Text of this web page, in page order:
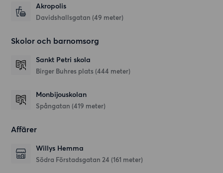
Akropolis
Davidshallsgatan (49 meter)
Skolor och barnomsorg
Sankt Petri skola
Birger Buhres plats (444 meter)
Monbijouskolan
Spångatan (419 meter)
Affärer
Willys Hemma
Södra Förstadsgatan 24 (161 meter)